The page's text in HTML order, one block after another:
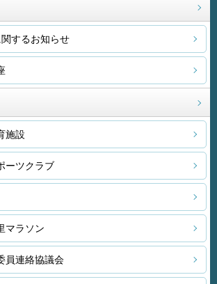
関するお知らせ
施設
ーツクラブ
マラソン
員連絡協議会